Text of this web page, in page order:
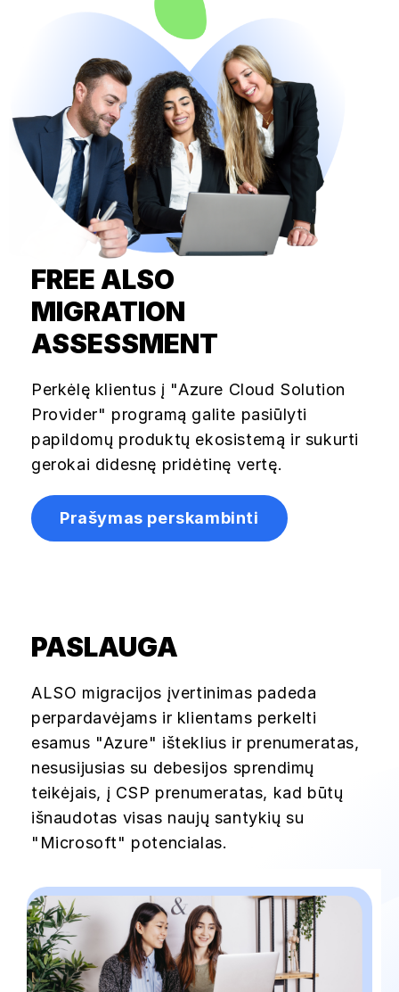
FREE ALSO
MIGRATION
ASSESSMENT
Perkėlę klientus į "Azure Cloud Solution
Provider" programą galite pasiūlyti
papildomų produktų ekosistemą ir sukurti
gerokai didesnę pridėtinę vertę.
Prašymas perskambinti
PASLAUGA
ALSO migracijos įvertinimas padeda
perpardavėjams ir klientams perkelti
esamus "Azure" išteklius ir prenumeratas,
nesusijusias su debesijos sprendimų
teikėjais, į CSP prenumeratas, kad būtų
išnaudotas visas naujų santykių su
"Microsoft" potencialas.